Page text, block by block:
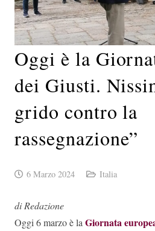
Oggi è la
dei Giusti.
grido contro la
rassegnazione”
6 Marzo 2024 Italia
di Redazione
Oggi 6 marzo è laGiornata